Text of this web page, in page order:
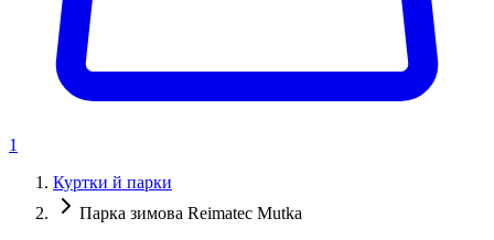
1
Куртки й парки
Парка зимова Reimatec Mutka